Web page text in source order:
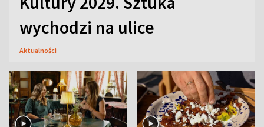
wychodzi na ulice
Aktualności